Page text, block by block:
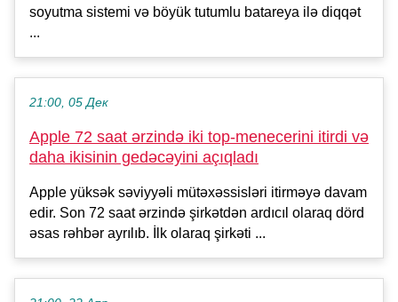
soyutma sistemi və böyük tutumlu batareya ilə diqqət
...
21:00, 05 Дек
Apple 72 saat ərzində iki top-menecerini itirdi və
daha ikisinin gedəcəyini açıqladı
Apple yüksək səviyyəli mütəxəssisləri itirməyə davam
edir. Son 72 saat ərzində şirkətdən ardıcıl olaraq dörd
əsas rəhbər ayrılıb. İlk olaraq şirkəti ...